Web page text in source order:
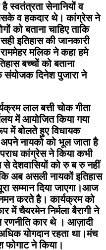
स्वतंत्रता सेनानियों व
व हकदार थे। कांग्रेस ने
को बताना चाहिए ताकि
इतिहास की जानकारी
मलिक ने कहा हमे
बच्चों को बताना
संयोजक दिनेश पुजारा ने
लाल बत्ती चोक गीता
में आयोजित किया गया
में बोलते हुए विधायक
अपने नायको को भूल जाता है
कांग्रेस ने किया कभी
देशवासियों को रु ब रु नहीं
कि अब असली नायकों इतिहास
सम्मान दिया जाएगा।आज
करते है। कार्यक्रम को
में चैयरमेन निर्मला बैरागी ने
कार थे । आज़ादी
योगदान रहता था।मंच
ने किया।